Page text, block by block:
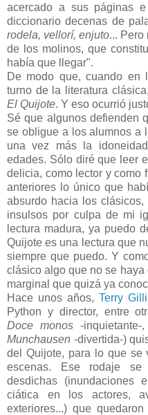
acercado a sus páginas
diccionario decenas de
rodela, vellorí, enjuto... Pero
de los molinos, que
había que llegar".
De modo que, cuando en
turno de la literatura
El Quijote. Y eso ocurrió
Sé que algunos defienden
se obligue a los alumnos a
una vez más la
edades. Sólo diré que leer
delicia, como lector y como
anteriores lo único que
absurdo hacia los
insulsos por culpa de mi
lectura madura, ya puedo
Quijote es una lectura que
siempre que puedo. Y
clásico algo que no se haya
marginal que quizá ya
Hace unos años, Terry
Python y director, entre
Doce monos -inquietante-,
Munchausen -divertida-)
del Quijote, para lo que se
escenas. Ese rodaje
desdichas (inundaciones
ciática en los actores,
exteriores...) que